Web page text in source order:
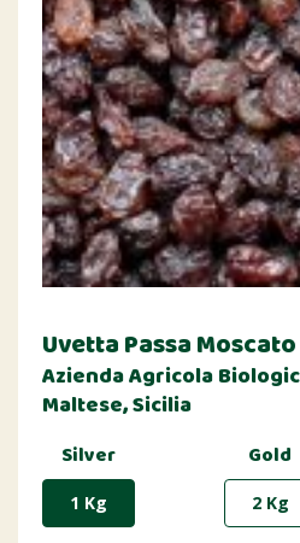
Uvetta Passa
Azienda Agricola
Maltese, Sicilia
Silver
1 Kg
Gold
2 Kg